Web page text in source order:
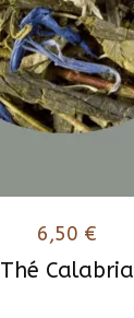
Thé Calabria
6,50 €